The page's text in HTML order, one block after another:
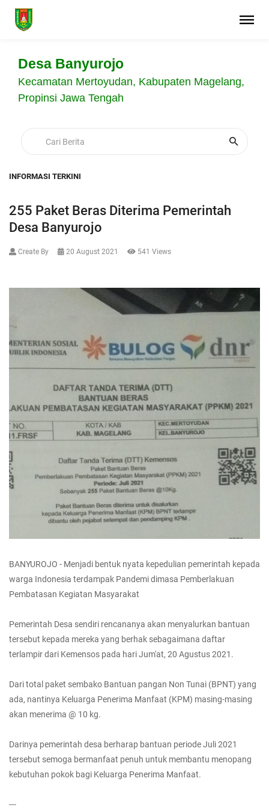
Desa Banyurojo
Kecamatan Mertoyudan, Kabupaten Magelang,
Propinsi Jawa Tengah
INFORMASI TERKINI
255 Paket Beras Diterima Pemerintah
Desa Banyurojo
Create By 20 August 2021 541 Views
BANYUROJO - Menjadi bentuk nyata kepedulian pemerintah kepada
warga Indonesia terdampak Pandemi dimasa Pemberlakuan
Pembatasan Kegiatan Masyarakat
Pemerintah Desa sendiri rencananya akan menyalurkan bantuan
tersebut kepada mereka yang berhak sebagaimana daftar
terlampir dari Kemensos pada hari Jum'at, 20 Agustus 2021.
Dari total paket sembako Bantuan pangan Non Tunai (BPNT) yang
ada, nantinya Keluarga Penerima Manfaat (KPM) masing-masing
akan menerima @ 10 kg.
Darinya pemerintah desa berharap bantuan periode Juli 2021
tersebut semoga bermanfaat penuh untuk membantu menopang
kebutuhan pokok bagi Keluarga Penerima Manfaat.
---